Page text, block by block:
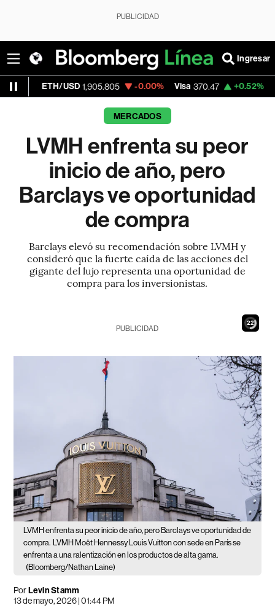
PUBLICIDAD
Ingresar
1,905.805 -0.00% Visa 370.47 +0.52%
MERCADOS
LVMH enfrenta su peor
inicio de año, pero
Barclays ve oportunidad
de compra
Barclays elevó su recomendación sobre LVMH y
consideró que la fuerte caída de las acciones del
gigante del lujo representa una oportunidad de
compra para los inversionistas.
21
PUBLICIDAD
LVMH enfrenta su peor inicio de año, pero Barclays ve oportunidad de
compra.
LVMH Moët Hennessy Louis Vuitton con sede en París se
enfrenta a una ralentización en los productos de alta gama.
(Bloomberg/Nathan Laine)
PorLevin Stamm
13 de mayo, 2026 | 01:44 PM